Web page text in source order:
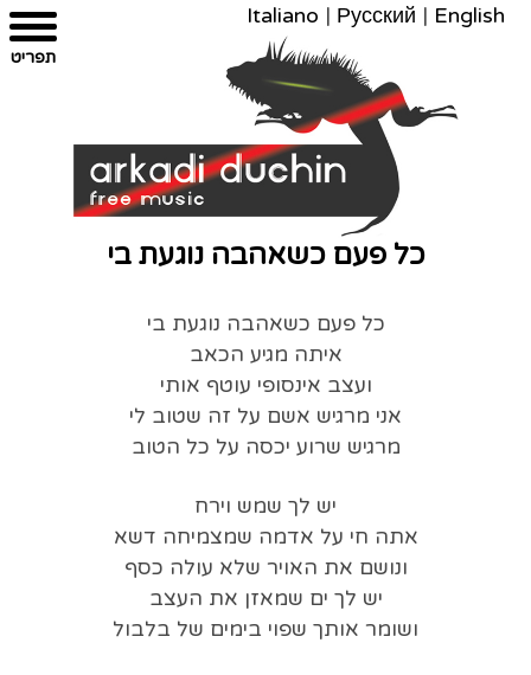
מפת
הצהרת
עבור
צרו
English
|
Русский
|
Italiano
כל פעם כשאהבה נוגעת בי
כל פעם כשאהבה נוגעת בי
איתה מגיע הכאב
ועצב אינסופי עוטף אותי
אני מרגיש אשם על זה שטוב לי
מרגיש שרוע יכסה על כל הטוב
יש לך שמש וירח
אתה חי על אדמה שמצמיחה דשא
ונושם את האויר שלא עולה כסף
יש לך ים שמאזן את העצב
ושומר אותך שפוי בימים של בלבול
תפריט